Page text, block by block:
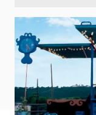
Imatge